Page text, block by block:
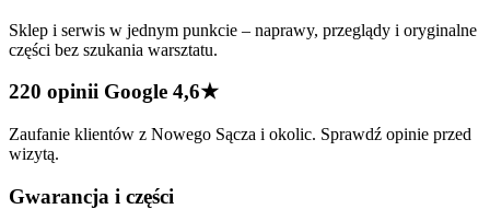
Sklep i serwis w jednym punkcie – naprawy, przeglądy i oryginalne
części bez szukania warsztatu.
220 opinii Google 4,6★
Zaufanie klientów z Nowego Sącza i okolic. Sprawdź opinie przed
wizytą.
Gwarancja i części